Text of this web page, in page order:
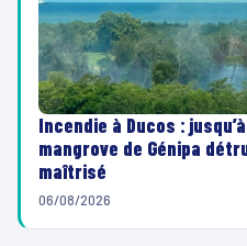
Incendie à Ducos :
mangrove de Génipa
maîtrisé
06/08/2026